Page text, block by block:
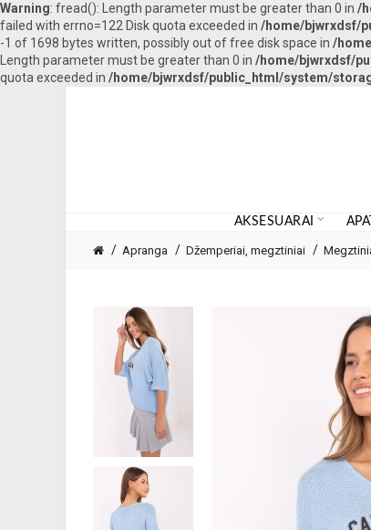
Warning: fread(): Length parameter must be greater than 0 in /
failed with errno=122 Disk quota exceeded in /home/bjwrxdsf/
-1 of 1698 bytes written, possibly out of free disk space in /
Length parameter must be greater than 0 in /home/bjwrxdsf/
quota exceeded in /home/bjwrxdsf/public_html/system/
AKSESUARAI
Apranga Džemperiai, megztiniai